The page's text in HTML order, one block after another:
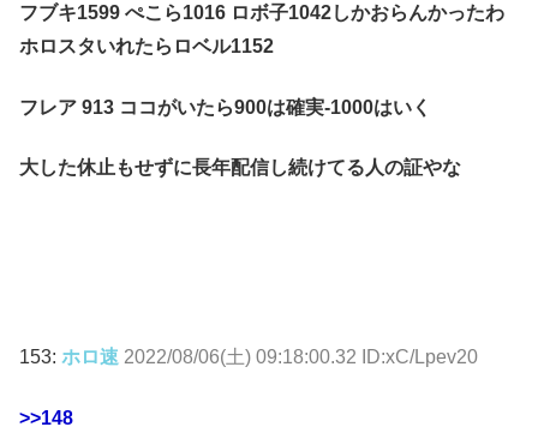
フブキ1599 ぺこら1016 ロボ子1042しかおらんかったわ
ホロスタいれたらロベル1152
フレア 913 ココがいたら900は確実-1000はいく
大した休止もせずに長年配信し続けてる人の証やな
153: ホロ速 2022/08/06(土) 09:18:00.32 ID:xC/Lpev20
>>148